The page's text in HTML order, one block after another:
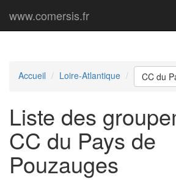
www.comersis.fr
Accueil Loire-Atlantique CC du
Liste des
CC du Pays de
Pouzauges